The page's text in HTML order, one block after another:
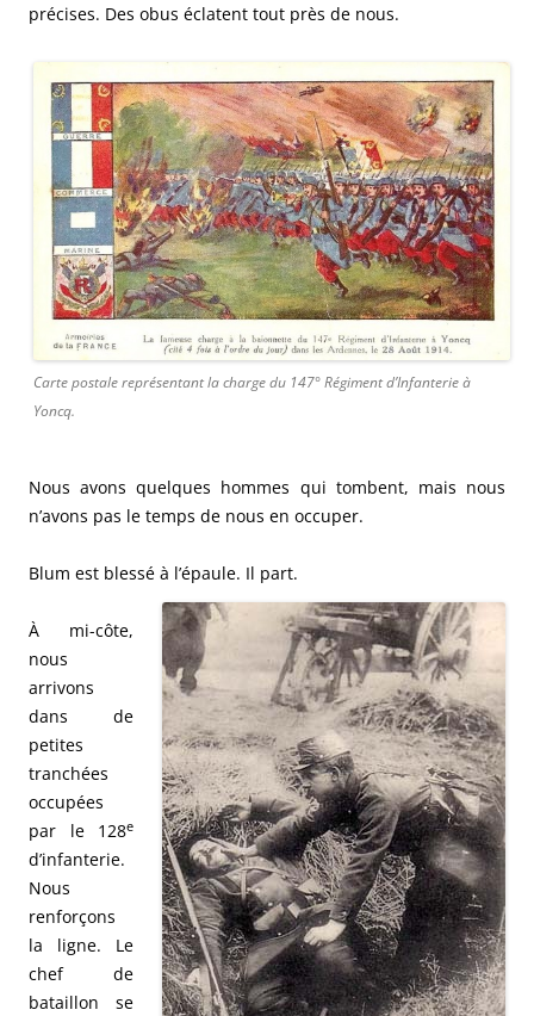
précises. Des obus éclatent tout près de nous.
Carte postale représentant la charge du 147° Régiment d’Infanterie à
Yoncq.
Nous avons quelques hommes qui tombent, mais nous
n’avons pas le temps de nous en occuper.
Blum est blessé à l’épaule. Il part.
À mi-côte,
nous
arrivons
dans de
petites
tranchées
occupées
par le 128e
d’infanterie.
Nous
renforçons
la ligne. Le
chef de
bataillon se